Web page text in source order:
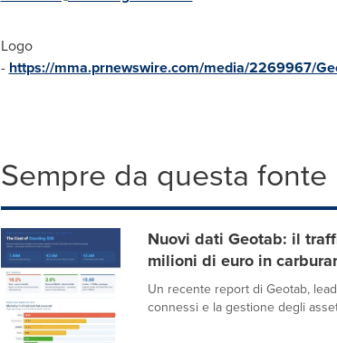
Logo
- https://mma.prnewswire.com/media/2269967/
Sempre da questa fonte
Nuovi dati Geotab: il
milioni di euro in
Un recente report di Geotab,
connessi e la gestione degli